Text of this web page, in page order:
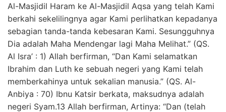
Al-Masjidil Haram ke Al-Masjidil Aqsa yang telah Kami
berkahi sekelilingnya agar Kami perlihatkan kepadanya
sebagian tanda-tanda kebesaran Kami. Sesungguhnya
Dia adalah Maha Mendengar lagi Maha Melihat.” (QS.
Al Isra’ : 1) Allah berfirman, “Dan Kami selamatkan
Ibrahim dan Luth ke sebuah negeri yang Kami telah
memberkahinya untuk sekalian manusia.” (QS. Al-
Anbiya : 70) Ibnu Katsir berkata, maksudnya adalah
negeri Syam.13 Allah berfirman, Artinya: “Dan (telah